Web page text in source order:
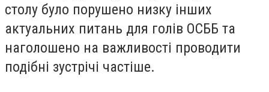
столу було порушено низку інших
актуальних питань для голів ОСББ та
наголошено на важливості проводити
подібні зустрічі частіше.